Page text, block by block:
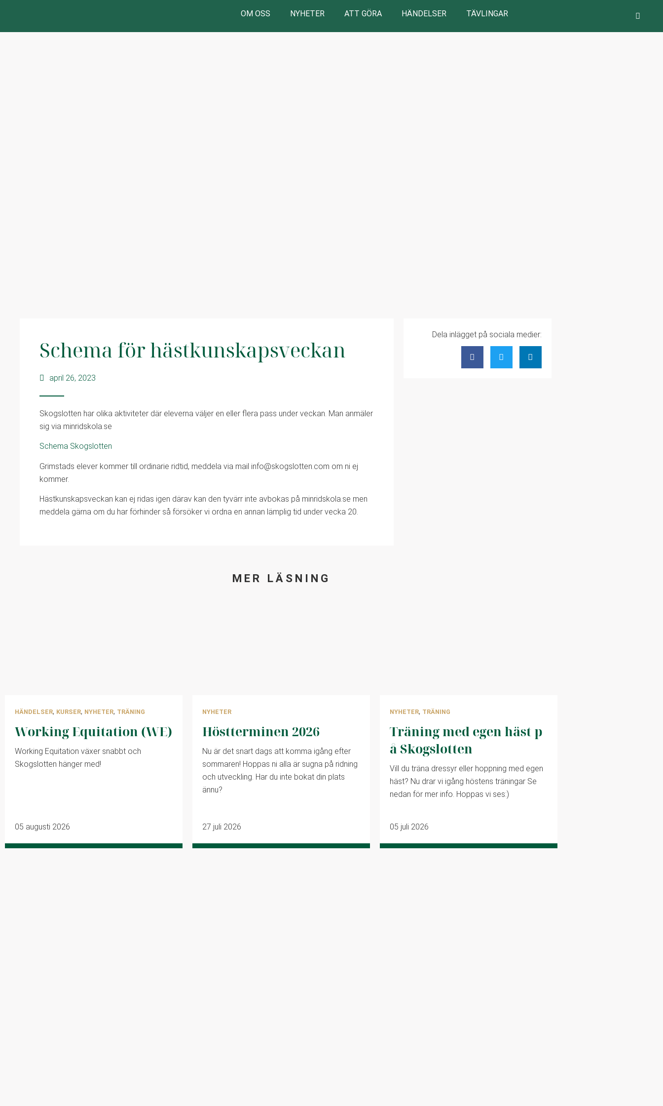
OM OSS NYHETER ATT GÖRA HÄNDELSER TÄVLINGAR
Schema för hästkunskapsveckan
april 26, 2023
Skogslotten har olika aktiviteter där eleverna väljer en eller flera pass under veckan. Man anmäler
sig via minridskola.se
Schema Skogslotten
Grimstads elever kommer till ordinarie ridtid, meddela via mail info@skogslotten.com om ni ej
kommer.
Hästkunskapsveckan kan ej ridas igen därav kan den tyvärr inte avbokas på minridskola.se men
meddela gärna om du har förhinder så försöker vi ordna en annan lämplig tid under vecka 20.
Dela inlägget på sociala medier:
MER LÄSNING
HÄNDELSER, KURSER, NYHETER, TRÄNING
Working Equitation (WE)
Working Equitation växer snabbt och
Skogslotten hänger med!
05 augusti 2026
NYHETER
Höstterminen 2026
Nu är det snart dags att komma igång efter
sommaren! Hoppas ni alla är sugna på ridning
och utveckling. Har du inte bokat din plats
ännu?
27 juli 2026
NYHETER, TRÄNING
Träning med egen häst p
å Skogslotten
Vill du träna dressyr eller hoppning med egen
häst? Nu drar vi igång höstens träningar Se
nedan för mer info. Hoppas vi ses:)
05 juli 2026